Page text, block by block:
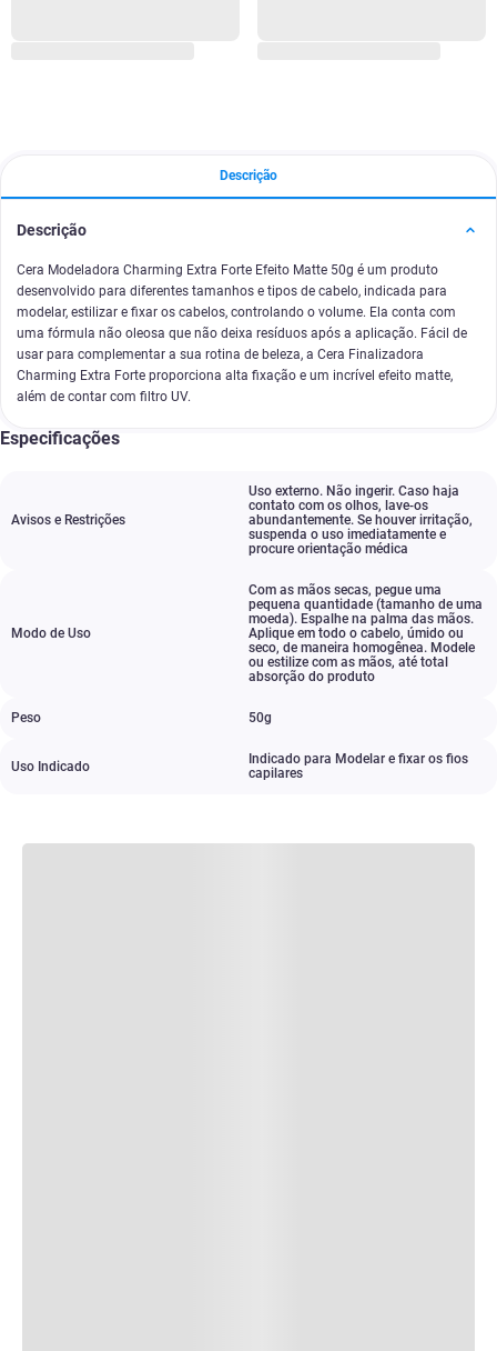
Descrição
Descrição
Cera Modeladora Charming Extra Forte Efeito Matte 50g é um produto
desenvolvido para diferentes tamanhos e tipos de cabelo, indicada para
modelar, estilizar e fixar os cabelos, controlando o volume. Ela conta com
uma fórmula não oleosa que não deixa resíduos após a aplicação. Fácil de
usar para complementar a sua rotina de beleza, a Cera Finalizadora
Charming Extra Forte proporciona alta fixação e um incrível efeito matte,
além de contar com filtro UV.
Especificações
Avisos e Restrições
Uso externo. Não ingerir. Caso haja
contato com os olhos, lave-os
abundantemente. Se houver irritação,
suspenda o uso imediatamente e
procure orientação médica
Modo de Uso
Com as mãos secas, pegue uma
pequena quantidade (tamanho de uma
moeda). Espalhe na palma das mãos.
Aplique em todo o cabelo, úmido ou
seco, de maneira homogênea. Modele
ou estilize com as mãos, até total
absorção do produto
Peso 50g
Uso Indicado
Indicado para Modelar e fixar os fios
capilares